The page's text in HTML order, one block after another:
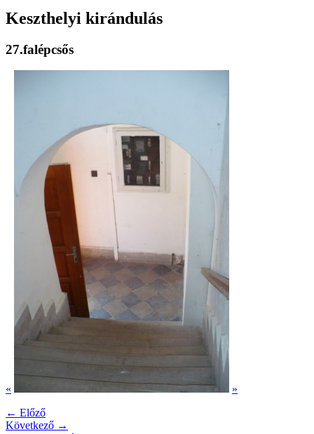
Keszthelyi kirándulás
27.falépcsős
«
»
← Előző
Következő →